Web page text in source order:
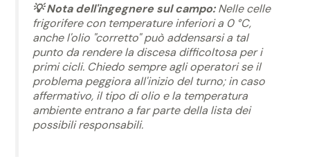
💡 Nota dell'ingegnere sul campo:Nelle celle
frigorifere con temperature inferiori a 0 °C,
anche l'olio "corretto" può addensarsi a tal
punto da rendere la discesa difficoltosa per i
primi cicli. Chiedo sempre agli operatori se il
problema peggiora all'inizio del turno; in caso
affermativo, il tipo di olio e la temperatura
ambiente entrano a far parte della lista dei
possibili responsabili.